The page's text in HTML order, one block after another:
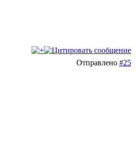
Отправлено #25